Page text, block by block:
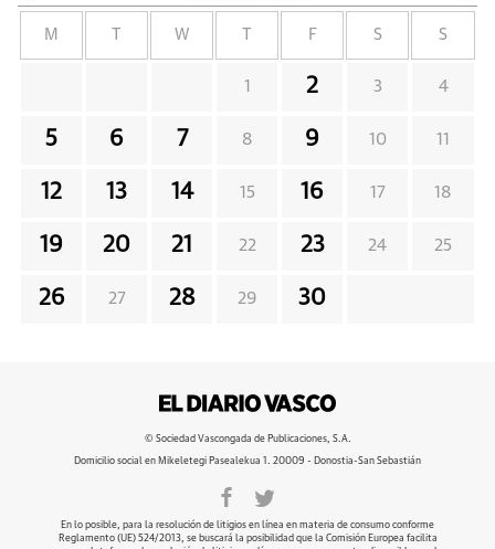
M W F S S
1 2 3 4
5 6 7 8 9 10 11
12 13 14 15 16 17 18
19 20 21 22 23 24 25
26 27 28 29 30
© Sociedad Vascongada de Publicaciones, S.A.
Domicilio social en Mikeletegi Pasealekua 1. 20009 - Donostia-San Sebastián
En lo posible, para la resolución de litigios en línea en materia de consumo conforme
Reglamento (UE) 524/2013, se buscará la posibilidad que la Comisión Europea facilita